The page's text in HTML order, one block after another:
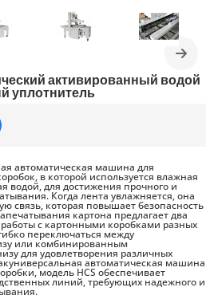
активированный водой
уплотнитель
автоматическая машина для
в которой используется влажная
водой, для достижения прочного и
Когда лента увлажняется, она
связь, которая повышает безопасность
картона предлагает два
с картонными коробками разных
переключаться между
или комбинированным
для удовлетворения различных
автоматическая машина
модель HCS обеспечивает
линий, требующих надежного и